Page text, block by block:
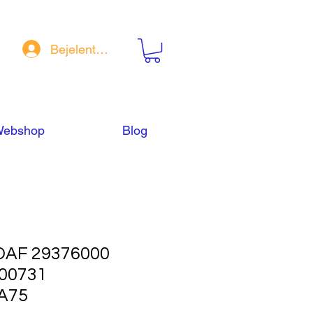
Bejelentkezés
Blog
29376000